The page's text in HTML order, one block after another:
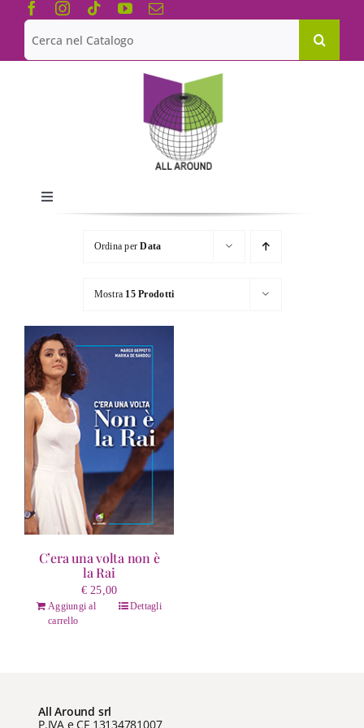
Salta
contenuto
Cerca
per:
Toggle
Navigation
Chi siamo
Le Collane
Catalogo
Ordina perData
Mostra 15 Prodotti
C’era una volta non è
la Rai
€25,00
Aggiungi al
carrello
Dettagli
All Around srl
P.IVA e CF 13134781007